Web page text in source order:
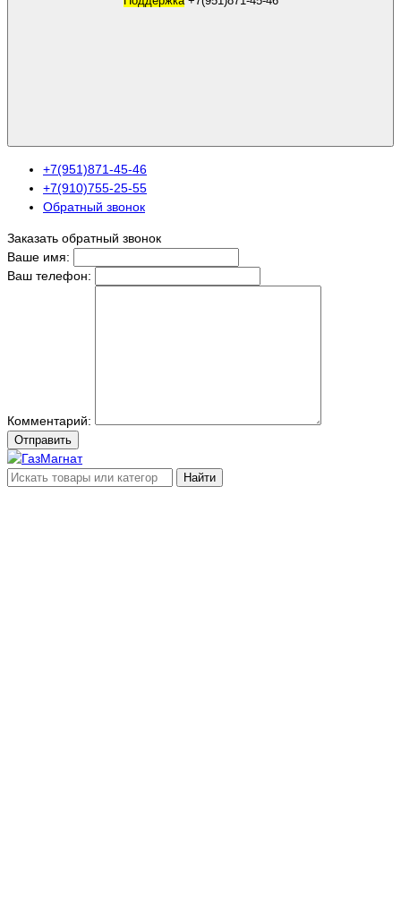
+7(951)871-45-46
+7(910)755-25-55
Обратный звонок
Заказать обратный звонок
Ваше имя:
Ваш телефон:
Комментарий:
Отправить
Найти